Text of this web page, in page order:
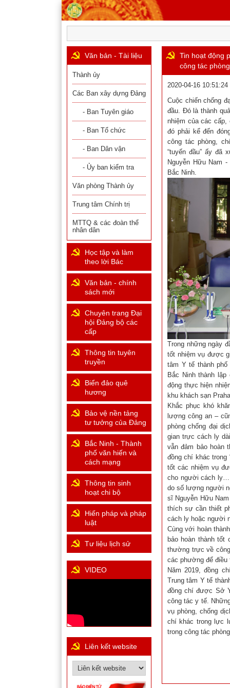
Tin hoạt động
công tác
2020-04-16 10:51:24
Cuộc chiến chống
đầu. Đó là thành
nhiệm của các
đó phải kể đến
công tác phòng,
“tuyến đầu” ấy đã
Nguyễn Hữu Nam
Bắc Ninh.
Trong những ngày
tốt nhiệm vụ được
tâm Y tế thành
Bắc Ninh thành
động thực hiện
khu khách sạn
Khắc phục khó
lượng công an –
phòng chống đại
gian trực cách ly
vẫn đảm bảo hoàn
đồng chí khác trong
tốt các nhiệm vụ
cho người cách
do số lượng người
sĩ Nguyễn Hữu
thích sự cần thiết
cách ly hoặc người
Cùng với hoàn
bảo hoàn thành
thường trực về
các phường để
Năm 2019, đồng
Trung tâm Y tế
đồng chí được Sở
công tác y tế.
vụ phòng, chống
chí khác trong lực
trong công tác
Văn bản - Tài liệu
Thành ủy
Các Ban xây dựng Đảng
- Ban Tuyên giáo
- Ban Tổ chức
- Ban Dân vận
- Ủy ban kiểm tra
Văn phòng Thành ủy
Trung tâm Chính trị
MTTQ & các đoàn thể
nhân dân
Học tập và làm
theo lời Bác
Văn bản - chính
sách mới
Chuyên trang Đại
hội Đảng bộ các
cấp
Thông tin tuyên
truyền
Biển đảo quê
hương
Bảo vệ nền tảng
tư tưởng của Đảng
Bắc Ninh - Thành
phố văn hiến và
cách mạng
Thông tin sinh
hoạt chi bộ
Hiến pháp và pháp
luật
Tư liệu lịch sử
VIDEO
Liên kết website